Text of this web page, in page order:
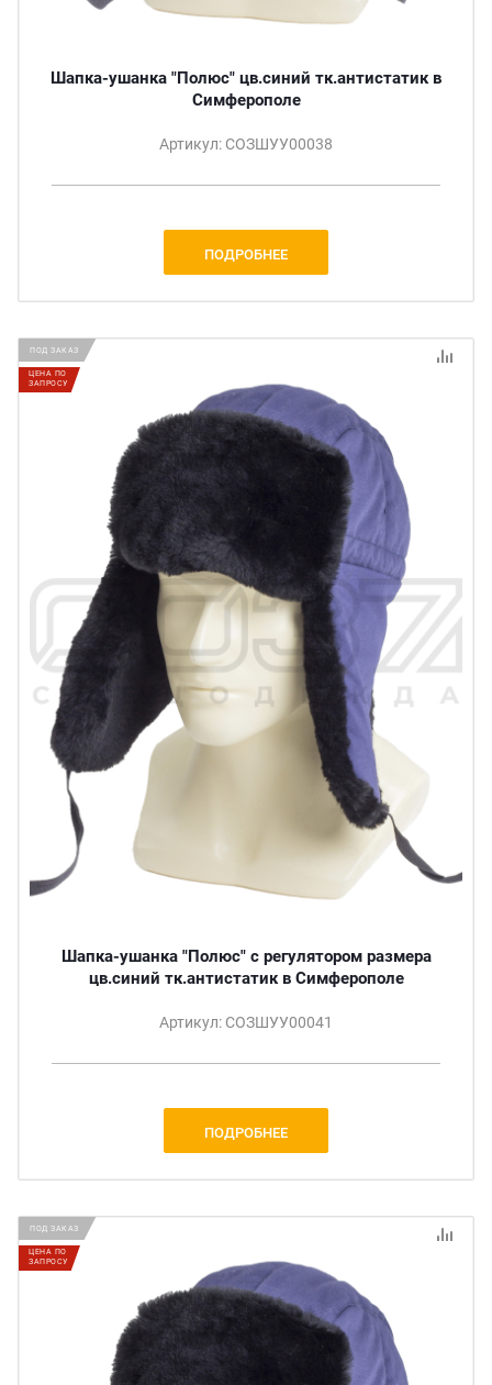
Шапка-ушанка "Полюс" цв.синий тк.антистатик в
Симферополе
Артикул: СОЗШУУ00038
ПОДРОБНЕЕ
ПОД ЗАКАЗ
ЦЕНА ПО
ЗАПРОСУ
Шапка-ушанка "Полюс" с регулятором размера
цв.синий тк.антистатик в Симферополе
Артикул: СОЗШУУ00041
ПОДРОБНЕЕ
ПОД ЗАКАЗ
ЦЕНА ПО
ЗАПРОСУ